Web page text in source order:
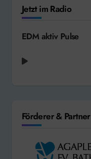
Jetzt im Radio
EDM aktiv Pulse
Förderer & Partner